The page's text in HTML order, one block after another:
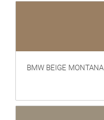
BMW BEIGE MONTANA